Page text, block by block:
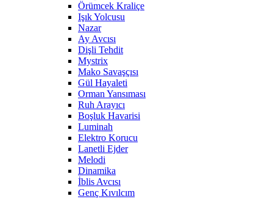
Örümcek Kraliçe
Işık Yolcusu
Nazar
Ay Avcısı
Dişli Tehdit
Mystrix
Mako Savaşçısı
Gül Hayaleti
Orman Yansıması
Ruh Arayıcı
Boşluk Havarisi
Luminah
Elektro Korucu
Lanetli Ejder
Melodi
Dinamika
İblis Avcısı
Genç Kıvılcım